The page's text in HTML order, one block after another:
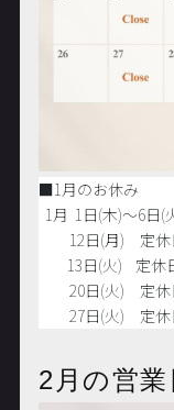
■1月のお休み
1月 1日(木)～6日
12日(月) 定休
13日(火) 定休
20日(火) 定休
27日(火) 定休
2月の営